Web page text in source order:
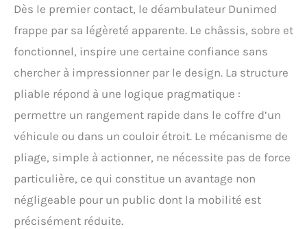
de plusieurs réflecteurs pour plus de sécurité
Service client : la satisfaction de nos clients est
de commentaire, nous espérons recevoir votre
message
Dès le premier contact, le déambulateur Dunimed
frappe par sa légèreté apparente. Le châssis, sobre et
fonctionnel, inspire une certaine confiance sans
chercher à impressionner par le design. La structure
pliable répond à une logique pragmatique :
permettre un rangement rapide dans le coffre d’un
véhicule ou dans un couloir étroit. Le mécanisme de
pliage, simple à actionner, ne nécessite pas de force
particulière, ce qui constitue un avantage non
négligeable pour un public dont la mobilité est
précisément réduite.